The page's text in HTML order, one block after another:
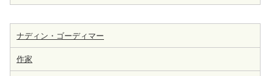
ナディン・ゴーディマー
作家